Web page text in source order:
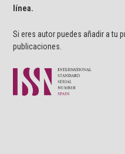
línea.
Si eres autor puedes añadir a tu
publicaciones.